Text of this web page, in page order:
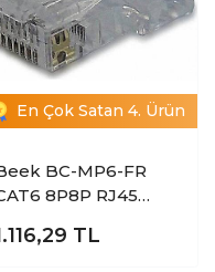
En Çok Satan 4. Ürün
BC-MP6-FR
8P8P RJ45
Konnektör (100
TL